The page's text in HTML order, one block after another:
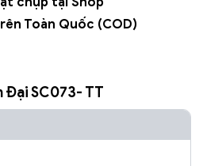
Toàn Quốc (COD)
Đại SC073- TT